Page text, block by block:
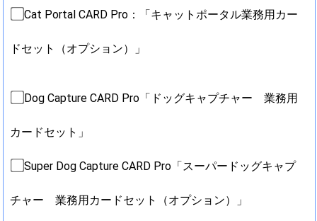
Cat Portal CARD Pro：「キャットポータル業務用カー
ドセット（オプション）」
Dog Capture CARD Pro「ドッグキャプチャー 業務用
カードセット」
Super Dog Capture CARD Pro「スーパードッグキャプ
チャー 業務用カードセット（オプション）」